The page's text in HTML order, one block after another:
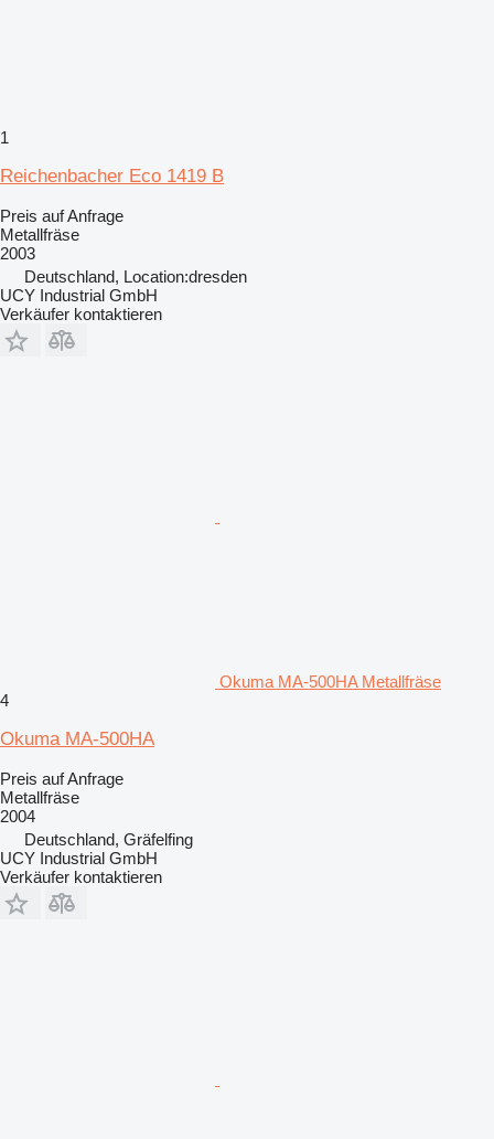
1
Reichenbacher Eco 1419 B
Preis auf Anfrage
Metallfräse
2003
Deutschland, Location:dresden
UCY Industrial GmbH
Verkäufer kontaktieren
Okuma MA-500HA Metallfräse
4
Okuma MA-500HA
Preis auf Anfrage
Metallfräse
2004
Deutschland, Gräfelfing
UCY Industrial GmbH
Verkäufer kontaktieren